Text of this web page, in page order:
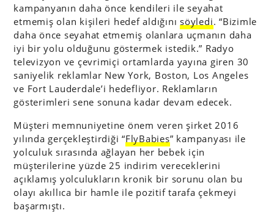
kampanyanın daha önce kendileri ile seyahat
etmemiş olan kişileri hedef aldığınısöyledi. “Bizimle
daha önce seyahat etmemiş olanlara uçmanın daha
iyi bir yolu olduğunu göstermek istedik.” Radyo
televizyon ve çevrimiçi ortamlarda yayına giren 30
saniyelik reklamlar New York, Boston, Los Angeles
ve Fort Lauderdale’i hedefliyor. Reklamların
gösterimleri sene sonuna kadar devam edecek.
Müşteri memnuniyetine önem veren şirket 2016
yılında gerçekleştirdiği “FlyBabies” kampanyası ile
yolculuk sırasında ağlayan her bebek için
müşterilerine yüzde 25 indirim vereceklerini
açıklamış yolculukların kronik bir sorunu olan bu
olayı akıllıca bir hamle ile pozitif tarafa çekmeyi
başarmıştı.